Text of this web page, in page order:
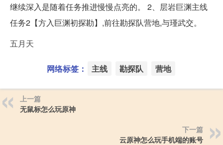
继续深入是随着任务推进慢慢点亮的。 2、层岩巨渊主线
任务2【方入巨渊初探勘】,前往勘探队营地,与瑾武交。
五月天
网络标签： 主线 勘探队 营地
上一篇
无鼠标怎么玩原神
下一篇
云原神怎么玩手机端的账号